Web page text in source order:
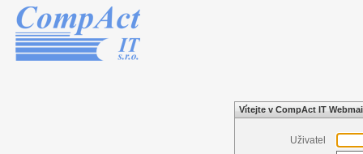
Vítejte v CompAct IT
Uživatel